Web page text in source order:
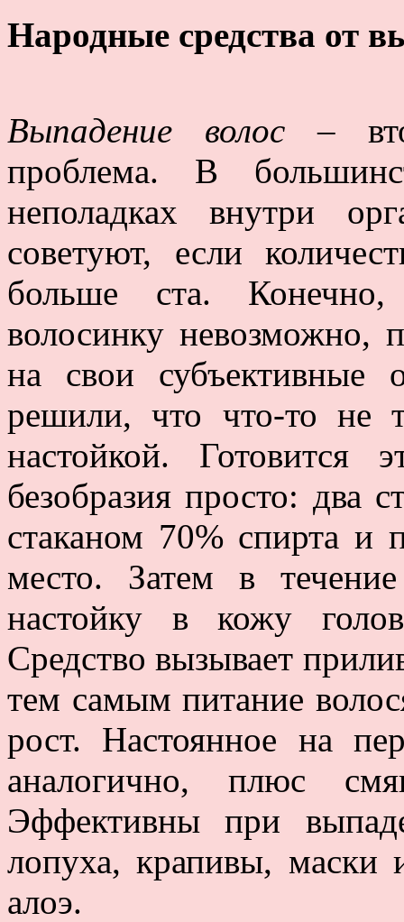
Народные средства от
Выпадение волос –
проблема. В
неполадках внутри
советуют, если
больше ста.
волосинку невозможно,
на свои
решили, что что-то не
настойкой. Готовится
безобразия просто: два
стаканом 70% спирта и
место. Затем в
настойку в кожу
Средство вызывает
тем самым питание
рост. Настоянное на
аналогично, плюс
Эффективны при
лопуха, крапивы, маски
алоэ.